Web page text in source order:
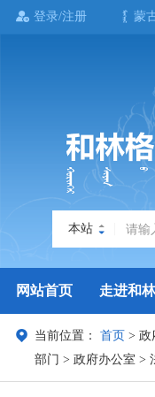
登录/注册 蒙
本站
网站首页 走进和林
政务服务 政民互动
当前位置：首页 >政
部门 >政府办公室 >